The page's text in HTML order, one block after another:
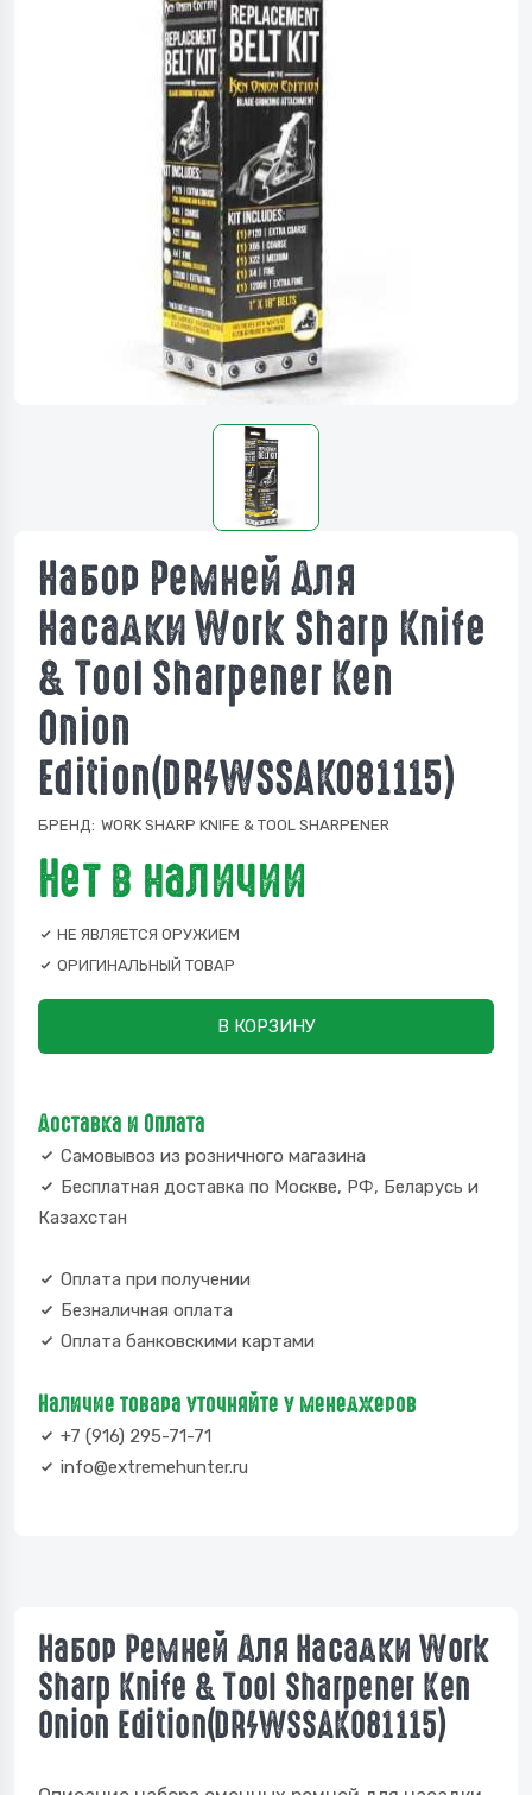
Набор Ремней Для
Насадки Work Sharp Knife
& Tool Sharpener Ken
Onion
Edition(DR/WSSAKO81115)
БРЕНД: WORK SHARP KNIFE & TOOL SHARPENER
Нет в наличии
НЕ ЯВЛЯЕТСЯ ОРУЖИЕМ
ОРИГИНАЛЬНЫЙ ТОВАР
В КОРЗИНУ
Доставка и Оплата
Самовывоз из розничного магазина
Бесплатная доставка по Москве, РФ, Беларусь и
Казахстан
Оплата при получении
Безналичная оплата
Оплата банковскими картами
Наличие товара уточняйте у менеджеров
+7 (916) 295-71-71
info@extremehunter.ru
Набор Ремней Для Насадки Work
Sharp Knife & Tool Sharpener Ken
Onion Edition(DR/WSSAKO81115)